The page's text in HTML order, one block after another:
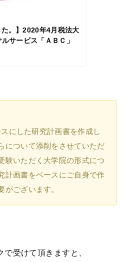
た。】2020年4月税法大
サービス「ＡＢＣ」
にした研究計画書を作成し
について添削をさせていただ
験いただく大学院の形式につ
計画書をベースにご自身で作
がございます。
受けて頂きますと、